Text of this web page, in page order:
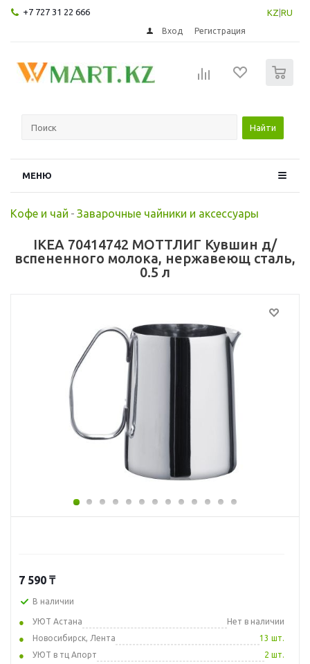
+7 727 31 22 666 KZ RU
Вход Регистрация
Найти
МЕНЮ
Кофе и чай - Заварочные чайники и аксессуары
IKEA 70414742 МОТТЛИГ Кувшин д/
вспененного молока, нержавеющ сталь,
0.5 л
7 590 ₸
В наличии
УЮТ Астана
Нет в наличии
Новосибирск, Лента
13 шт.
УЮТ в тц Апорт
2 шт.